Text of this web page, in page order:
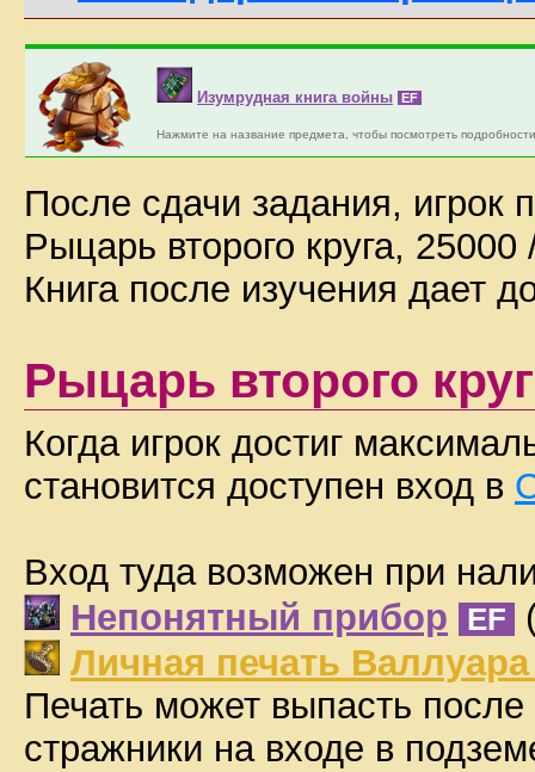
Изумрудная книга войны EF
Нажмите на название предмета, чтобы посмотреть
После сдачи задания, игрок
Рыцарь второго круга, 25000
Книга после изучения дает
Рыцарь второго
Когда игрок достиг
становится доступен вход в
Вход туда возможен при
Непонятный прибор
EF
Личная печать
Печать может выпасть
стражники на входе в